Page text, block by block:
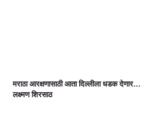
मराठा आरक्षणासाठी आता दिल्लीला धडक देणार…
लक्ष्मण शिरसाठ